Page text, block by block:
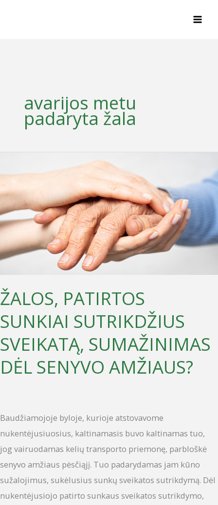
avarijos metu
padaryta žala
ŽALOS, PATIRTOS
SUNKIAI SUTRIKDŽIUS
SVEIKATĄ, SUMAŽINIMAS
DĖL SENYVO AMŽIAUS?
Baudžiamojoje byloje, kurioje atstovavome
nukentėjusiuosius, kaltinamasis buvo kaltinamas tuo,
jog vairuodamas kelių transporto priemonę, parbloškė
senyvo amžiaus pėsčiąjį. Tuo padarydamas jam kūno
sužalojimus, sukėlusius sunkų sveikatos sutrikdymą. Dėl
nukentėjusiojo patirto sunkaus sveikatos sutrikdymo,
PATIRTOS
SUNKIAI
SUTRIKDŽIUS
SVEIKATĄ,
SUMAŽINIMAS
DĖL